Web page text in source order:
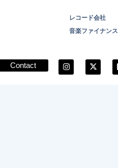
レコード会社
音楽ファイナンス
Contact